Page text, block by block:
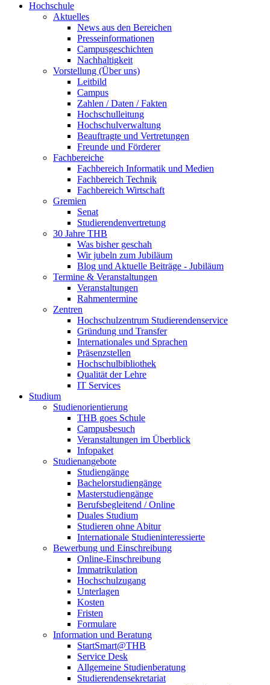
Hochschule
Aktuelles
News aus den Bereichen
Presseinformationen
Campusgeschichten
Nachhaltigkeit
Vorstellung (Über uns)
Leitbild
Campus
Zahlen / Daten / Fakten
Hochschulleitung
Hochschulverwaltung
Beauftragte und Vertretungen
Freunde und Förderer
Fachbereiche
Fachbereich Informatik und Medien
Fachbereich Technik
Fachbereich Wirtschaft
Gremien
Senat
Studierendenvertretung
30 Jahre THB
Was bisher geschah
Wir jubeln zum Jubiläum
Blog und Aktuelle Beiträge - Jubiläum
Termine & Veranstaltungen
Veranstaltungen
Rahmentermine
Zentren
Hochschulzentrum Studierendenservice
Gründung und Transfer
Internationales und Sprachen
Präsenzstellen
Hochschulbibliothek
Qualität der Lehre
IT Services
Studium
Studienorientierung
THB goes Schule
Campusbesuch
Veranstaltungen im Überblick
Infopaket
Studienangebote
Studiengänge
Bachelorstudiengänge
Masterstudiengänge
Berufsbegleitend / Online
Duales Studium
Studieren ohne Abitur
Internationale Studieninteressierte
Bewerbung und Einschreibung
Online-Einschreibung
Immatrikulation
Hochschulzugang
Unterlagen
Kosten
Fristen
Formulare
Information und Beratung
StartSmart@THB
Service Desk
Allgemeine Studienberatung
Studierendensekretariat